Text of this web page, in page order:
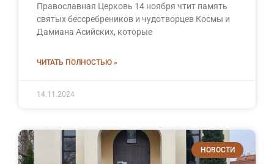
Православная Церковь 14 ноября чтит память
святых бессребреников и чудотворцев Космы и
Дамиана Асийских, которые
ЧИТАТЬ ПОЛНОСТЬЮ »
14.11.2024
НОВОСТИ